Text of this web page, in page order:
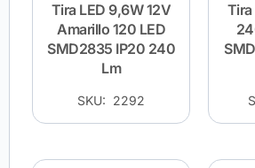
Tira LED 9,6W 12V
Amarillo 120 LED
SMD2835 IP20 240
Lm
SKU: 2292
Tira